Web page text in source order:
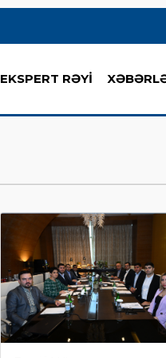
EKSPERT RƏYİ